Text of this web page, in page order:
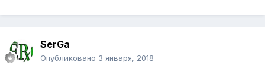
SerGa
Опубликовано 3 января, 2018